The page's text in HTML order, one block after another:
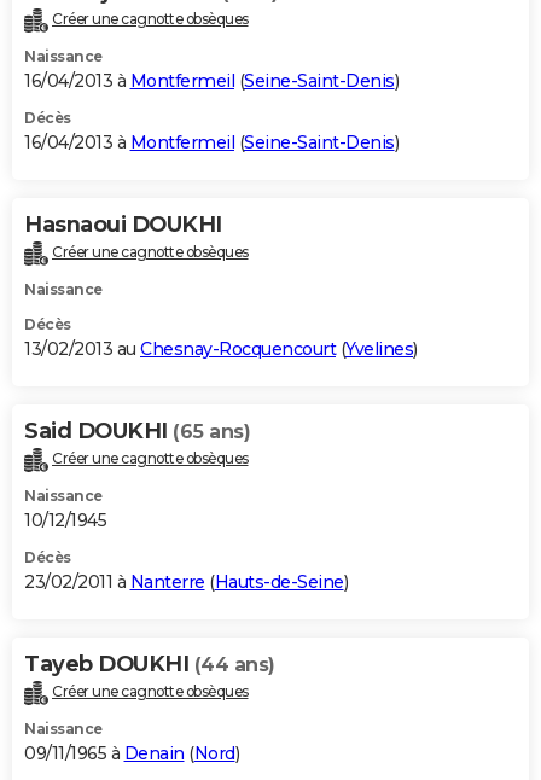
Créer une cagnotte obsèques
Naissance
16/04/2013 à Montfermeil (Seine-Saint-Denis)
Décès
16/04/2013 à Montfermeil (Seine-Saint-Denis)
Hasnaoui DOUKHI
Créer une cagnotte obsèques
Naissance
Décès
13/02/2013 au Chesnay-Rocquencourt(Yvelines)
Said DOUKHI (65 ans)
Créer une cagnotte obsèques
Naissance
10/12/1945
Décès
23/02/2011 à Nanterre (Hauts-de-Seine)
Tayeb DOUKHI (44 ans)
Créer une cagnotte obsèques
Naissance
09/11/1965 à Denain (Nord)